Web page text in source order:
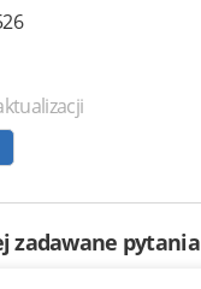
zadawane pytania